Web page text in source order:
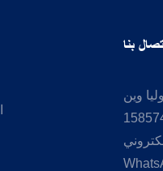
بنا
وين